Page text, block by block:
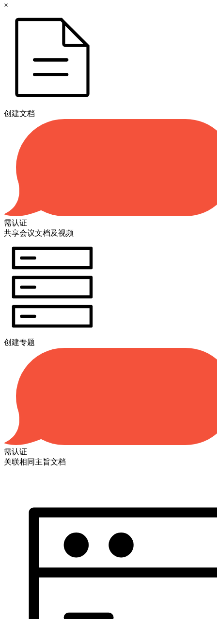
×
创建文档
需认证
共享会议文档及视频
创建专题
需认证
关联相同主旨文档